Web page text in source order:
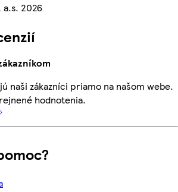
a.s. 2026
naši zákazníci priamo na našom webe.
hodnotenia.